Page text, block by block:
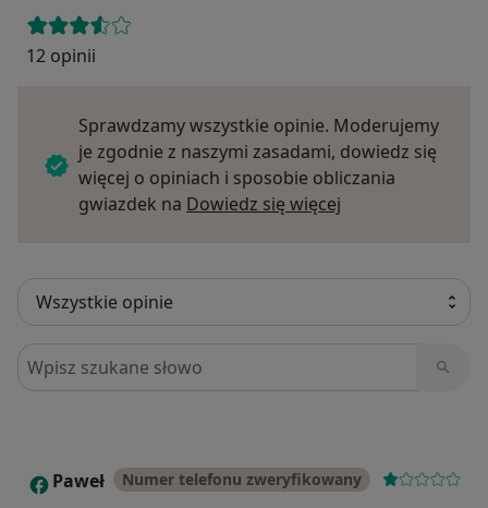
12 opinii
Sprawdzamy wszystkie opinie. Moderujemy
je zgodnie z naszymi zasadami, dowiedz się
więcej o opiniach i sposobie obliczania
gwiazdek na Dowiedz się więcej
Szukaj w opiniach
P Paweł Numer telefonu zweryfikowany